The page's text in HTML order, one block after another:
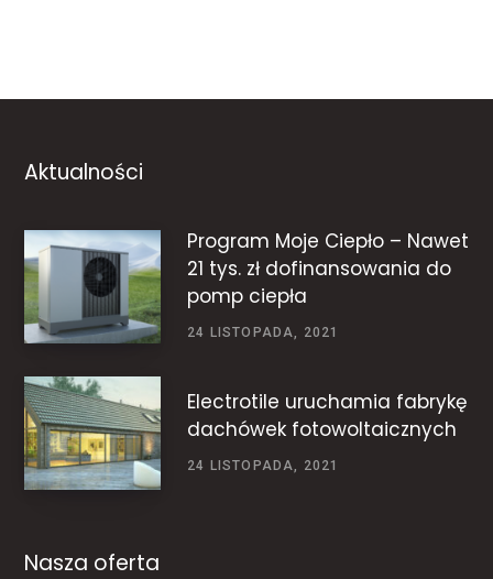
Aktualności
Program Moje Ciepło – Nawet
21 tys. zł dofinansowania do
pomp ciepła
24 LISTOPADA, 2021
Electrotile uruchamia fabrykę
dachówek fotowoltaicznych
24 LISTOPADA, 2021
Nasza oferta